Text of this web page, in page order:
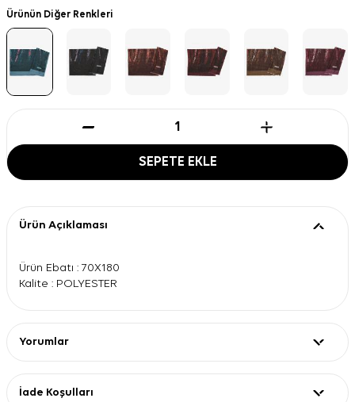
Ürünün Diğer Renkleri
SEPETE EKLE
Ürün Açıklaması
Ürün Ebatı : 70X180
Kalite : POLYESTER
Yorumlar
İade Koşulları